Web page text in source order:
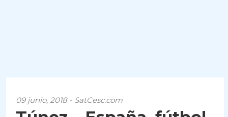
09 junio, 2018 - SatCesc.com